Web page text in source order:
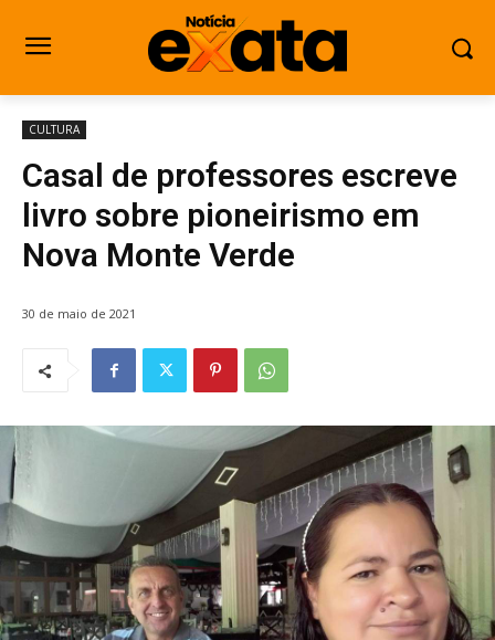
CULTURA
Casal de professores escreve
livro sobre pioneirismo em
Nova Monte Verde
30 de maio de 2021